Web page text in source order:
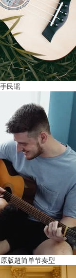
民谣
版超简单节奏型